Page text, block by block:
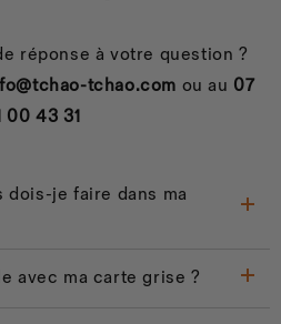
réponse à votre question ?
tchao.com ou au 07
00 43 31
je faire dans ma
avec ma carte grise ?